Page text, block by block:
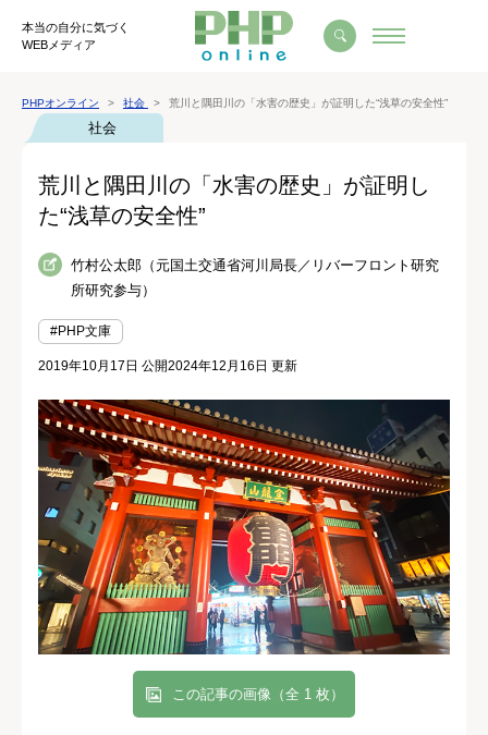
本当の自分に気づく
WEBメディア
PHPオンライン 社会 荒川と隅田川の「水害の歴史」が証明した“浅草の安全性”
社会
荒川と隅田川の「水害の歴史」が証明し
た“浅草の安全性”
竹村公太郎（元国土交通省河川局長／リバーフロント研究
所研究参与）
#PHP文庫
2019年10月17日 公開2024年12月16日 更新
この記事の画像（全 1 枚）